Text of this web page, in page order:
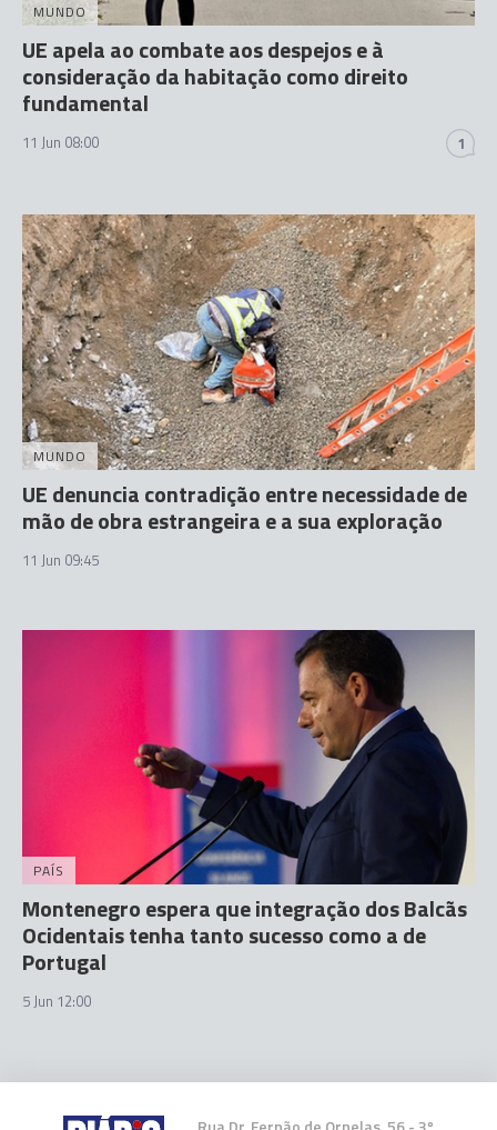
MUNDO
UE apela ao combate aos despejos e à
consideração da habitação como direito
fundamental
11 Jun 08:00 1
MUNDO
UE denuncia contradição entre necessidade de
mão de obra estrangeira e a sua exploração
11 Jun 09:45
PAÍS
Montenegro espera que integração dos Balcãs
Ocidentais tenha tanto sucesso como a de
Portugal
5 Jun 12:00